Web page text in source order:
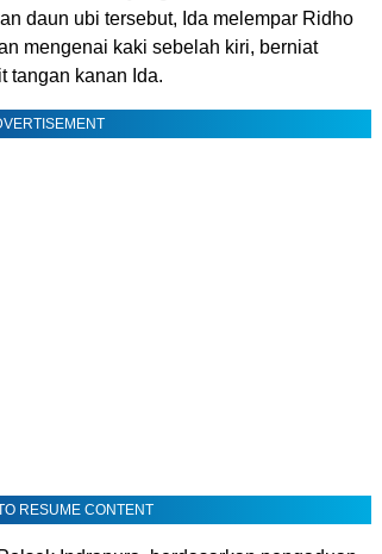
daun ubi tersebut, Ida melempar Ridho
mengenai kaki sebelah kiri, berniat
tangan kanan Ida.
RESUME CONTENT